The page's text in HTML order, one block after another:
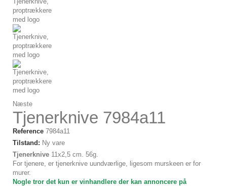
Næste
Tjenerknive 7984a11
Reference 7984a11
Tilstand: Ny vare
Tjenerknive 11x2,5 cm. 56g.
For tjenere, er tjenerknive uundværlige, ligesom murskeen er for
murer.
Nogle tror det kun er vinhandlere der kan annoncere på